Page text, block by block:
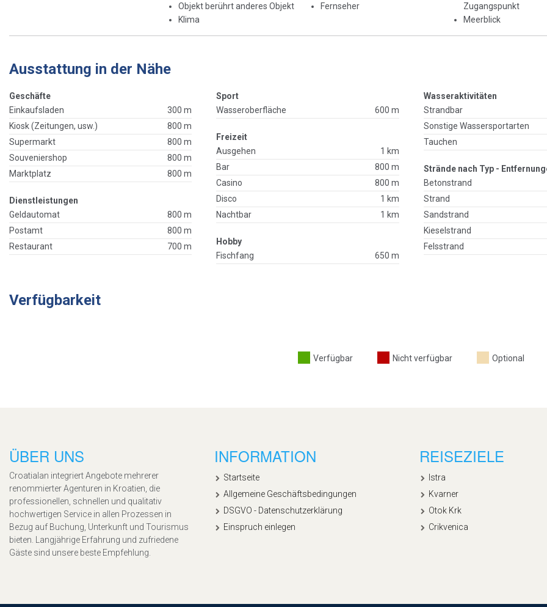
Objekt berührt anderes Objekt
Klima
Fernseher
Zugangspunkt
Meerblick
Ausstattung in der Nähe
Geschäfte
Einkaufsladen
300 m
Kiosk (Zeitungen, usw.)
800 m
Supermarkt
800 m
Souveniershop
800 m
Marktplatz
800 m
Dienstleistungen
Geldautomat
800 m
Postamt
800 m
Restaurant
700 m
Sport
Wasseroberfläche
600 m
Freizeit
Ausgehen
1 km
Bar
800 m
Casino
800 m
Disco
1 km
Nachtbar
1 km
Hobby
Fischfang
650 m
Wasseraktivitäten
Strandbar
Sonstige Wassersportarten
Tauchen
Strände nach Typ -
Betonstrand
Strand
Sandstrand
Kieselstrand
Felsstrand
Verfügbarkeit
Verfügbar Nicht verfügbar Optional
ÜBER UNS
Croatialan integriert Angebote mehrerer
renommierter Agenturen in Kroatien, die
professionellen, schnellen und qualitativ
hochwertigen Service in allen Prozessen in
Bezug auf Buchung, Unterkunft und Tourismus
bieten. Langjährige Erfahrung und zufriedene
Gäste sind unsere beste Empfehlung.
INFORMATION
Startseite
Allgemeine Geschäftsbedingungen
DSGVO - Datenschutzerklärung
Einspruch einlegen
REISEZIELE
Istra
Kvarner
Otok Krk
Crikvenica